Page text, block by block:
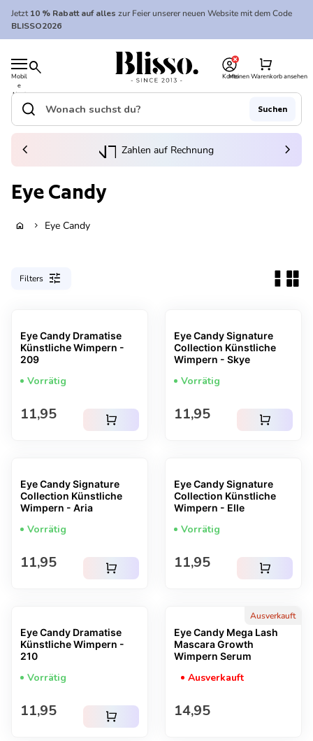
Zum Inhalt springen
Jetzt10 % Rabatt auf alles zur Feier unserer neuen Website mit dem Code
BLISSO2026
Mobil
e
Navi
gatio
search
Startseite
Konto
Meinen Warenkorb ansehen
shopping_cart
Startseite
Suche"
search Suchen
(Link öffnet in neuem Tab/Fenster)
Zahlen auf Rechnung
chevron_left chevron_right
Eye Candy
home chevron_right Eye Candy
Filters tune
Eye Candy Dramatise
Künstliche Wimpern -
209
Vorrätig
Regulärer Preis
11,95 shopping_cart
Eye Candy Signature
Collection Künstliche
Wimpern - Skye
Vorrätig
Regulärer Preis
11,95 shopping_cart
Eye Candy Signature
Collection Künstliche
Wimpern - Aria
Vorrätig
Regulärer Preis
11,95 shopping_cart
Eye Candy Signature
Collection Künstliche
Wimpern - Elle
Vorrätig
Regulärer Preis
11,95 shopping_cart
Eye Candy Dramatise
Künstliche Wimpern -
210
Vorrätig
Regulärer Preis
11,95 shopping_cart
Ausverkauft
Eye Candy Mega Lash
Mascara Growth
Wimpern Serum
Ausverkauft
Regulärer Preis
14,95